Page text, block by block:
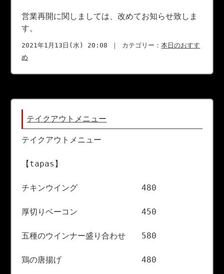
営業再開に関しましては、改めてお知らせ致しま
す。
2021年1月13日(水) 20:08 ｜ カテゴリー：本日のおすす
め
テイクアウトメニュー
テイクアウトメニュー
【tapas】
チキンウイング 480
厚切りベーコン 450
五種のウインナー盛り合わせ 580
鶏の唐揚げ 480